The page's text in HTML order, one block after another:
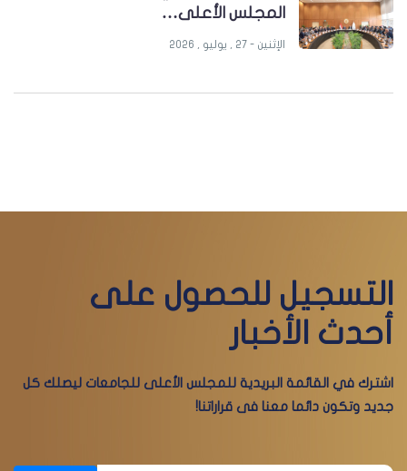
المجلس الأعلى…
الإثنين - 27 , يوليو , 2026
التسجيل للحصول على
أحدث الأخبار
اشترك في القائمة البريدية للمجلس الأعلى للجامعات ليصلك كل
جديد وتكون دائما معنا فى قراراتنا!